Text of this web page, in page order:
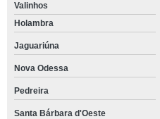
Valinhos
Holambra
Jaguariúna
Nova Odessa
Pedreira
Santa Bárbara d'Oeste